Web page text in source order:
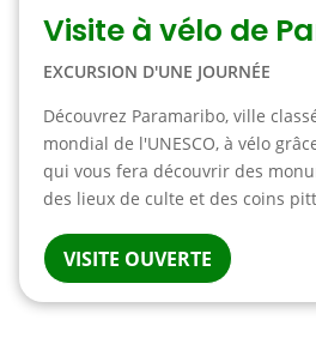
Visite à vélo de
EXCURSION D'UNE JOURNÉE
Découvrez Paramaribo, ville
mondial de l'UNESCO, à vélo
qui vous fera découvrir des
des lieux de culte et des coins
VISITE OUVERTE